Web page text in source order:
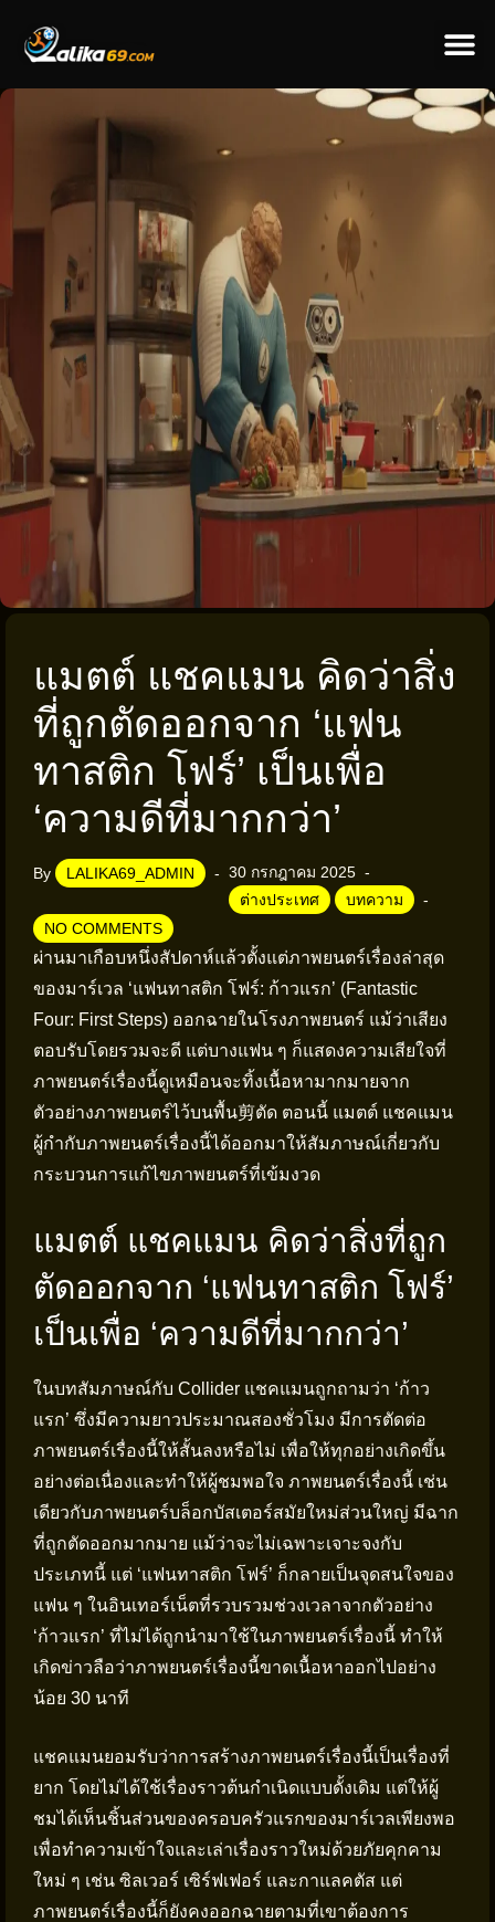
แมตต์ แชคแมน คิดว่าสิ่ง
ที่ถูกตัดออกจาก ‘แฟน
ทาสติก โฟร์’ เป็นเพื่อ
‘ความดีที่มากกว่า’
By LALIKA69_ADMIN
30 กรกฎาคม 2025
ต่างประเทศ
บทความ
NO COMMENTS
ผ่านมาเกือบหนึ่งสัปดาห์แล้วตั้งแต่ภาพยนตร์เรื่องล่าสุด
ของมาร์เวล ‘แฟนทาสติก โฟร์: ก้าวแรก’ (Fantastic
Four: First Steps) ออกฉายในโรงภาพยนตร์ แม้ว่าเสียง
ตอบรับโดยรวมจะดี แต่บางแฟน ๆ ก็แสดงความเสียใจที่
ภาพยนตร์เรื่องนี้ดูเหมือนจะทิ้งเนื้อหามากมายจาก
ตัวอย่างภาพยนตร์ไว้บนพื้น剪ตัด ตอนนี้ แมตต์ แชคแมน
ผู้กำกับภาพยนตร์เรื่องนี้ได้ออกมาให้สัมภาษณ์เกี่ยวกับ
กระบวนการแก้ไขภาพยนตร์ที่เข้มงวด
แมตต์ แชคแมน คิดว่าสิ่งที่ถูก
ตัดออกจาก ‘แฟนทาสติก โฟร์’
เป็นเพื่อ ‘ความดีที่มากกว่า’
ในบทสัมภาษณ์กับ Collider แชคแมนถูกถามว่า ‘ก้าว
แรก’ ซึ่งมีความยาวประมาณสองชั่วโมง มีการตัดต่อ
ภาพยนตร์เรื่องนี้ให้สั้นลงหรือไม่ เพื่อให้ทุกอย่างเกิดขึ้น
อย่างต่อเนื่องและทำให้ผู้ชมพอใจ ภาพยนตร์เรื่องนี้ เช่น
เดียวกับภาพยนตร์บล็อกบัสเตอร์สมัยใหม่ส่วนใหญ่ มีฉาก
ที่ถูกตัดออกมากมาย แม้ว่าจะไม่เฉพาะเจาะจงกับ
ประเภทนี้ แต่ ‘แฟนทาสติก โฟร์’ ก็กลายเป็นจุดสนใจของ
แฟน ๆ ในอินเทอร์เน็ตที่รวบรวมช่วงเวลาจากตัวอย่าง
‘ก้าวแรก’ ที่ไม่ได้ถูกนำมาใช้ในภาพยนตร์เรื่องนี้ ทำให้
เกิดข่าวลือว่าภาพยนตร์เรื่องนี้ขาดเนื้อหาออกไปอย่าง
น้อย 30 นาที
แชคแมนยอมรับว่าการสร้างภาพยนตร์เรื่องนี้เป็นเรื่องที่
ยาก โดยไม่ได้ใช้เรื่องราวต้นกำเนิดแบบดั้งเดิม แต่ให้ผู้
ชมได้เห็นชิ้นส่วนของครอบครัวแรกของมาร์เวลเพียงพอ
เพื่อทำความเข้าใจและเล่าเรื่องราวใหม่ด้วยภัยคุกคาม
ใหม่ ๆ เช่น ซิลเวอร์ เซิร์ฟเฟอร์ และกาแลคตัส แต่
ภาพยนตร์เรื่องนี้ก็ยังคงออกฉายตามที่เขาต้องการ